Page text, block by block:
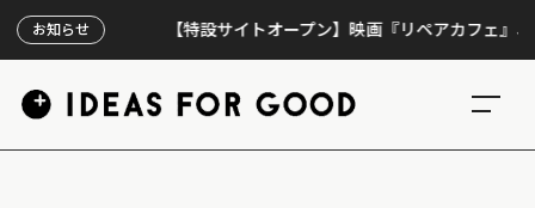
お知らせ 【特設サイトオープン】映画『リペアカフェ』、上映